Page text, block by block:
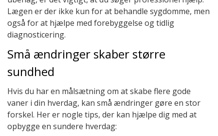
Lægen er der ikke kun for at behandle sygdomme, men
også for at hjælpe med forebyggelse og tidlig
diagnosticering.
Små ændringer skaber større
sundhed
Hvis du har en målsætning om at skabe flere gode
vaner i din hverdag, kan små ændringer gøre en stor
forskel. Her er nogle tips, der kan hjælpe dig med at
opbygge en sundere hverdag: